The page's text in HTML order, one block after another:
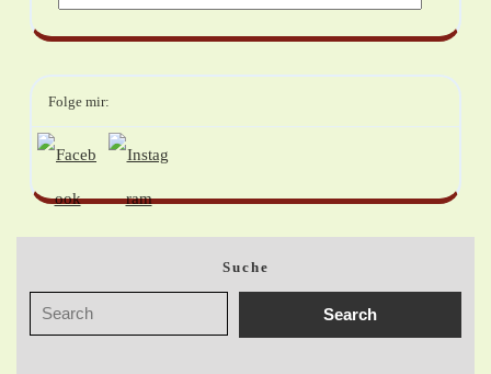
Folge mir:
Suche